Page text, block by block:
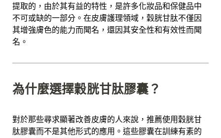
提取的，由於其有益的特性，是許多化妝品和保健品中
不可或缺的一部分。在皮膚護理領域，穀胱甘肽不僅因
其增強膚色的能力而聞名，還因其安全性和有效性而聞
名。
為什麼選擇穀胱甘肽膠囊？
對於那些尋求顯著改善皮膚的人來說，推薦使用穀胱甘
肽膠囊而不是其他形式的應用。這些膠囊在訓練有素的